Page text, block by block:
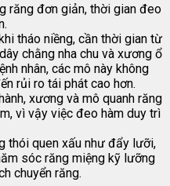
răng đơn giản, thời gian đeo
tháo niềng, cần thời gian từ
chằng nha chu và xương ổ
nhân, các mô này không
rủi ro tái phát cao hơn.
xương và mô quanh răng
vì vậy việc đeo hàm duy trì
thói quen xấu như đẩy lưỡi,
sóc răng miệng kỹ lưỡng
chuyển răng.